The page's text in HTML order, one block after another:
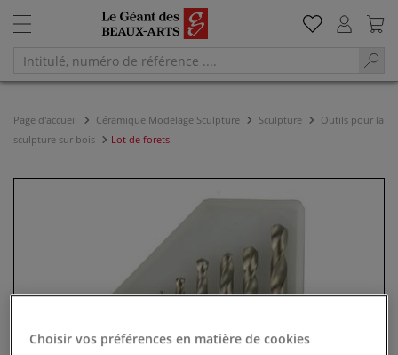
Page d'accueil Céramique Modelage Sculpture Sculpture
Outils pour la
sculpture sur bois
Lot de forets
Choisir vos préférences en matière de cookies